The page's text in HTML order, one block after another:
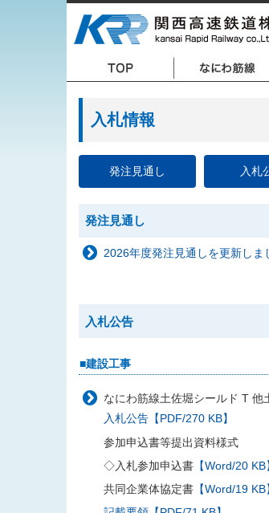
入札情報
発注見通し 入札
発注見通し
2026年度発注見通しを更新しま
入札公告
■建設工事
なにわ筋線土佐堀シールド T 他
入札公告【PDF/270 KB】
参加申込書等提出資料様式
◇入札参加申込書【Word/20 KB
共同企業体協定書【Word/19 KB